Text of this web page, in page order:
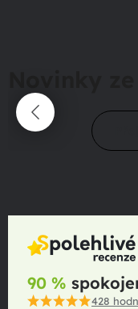
90 %
428